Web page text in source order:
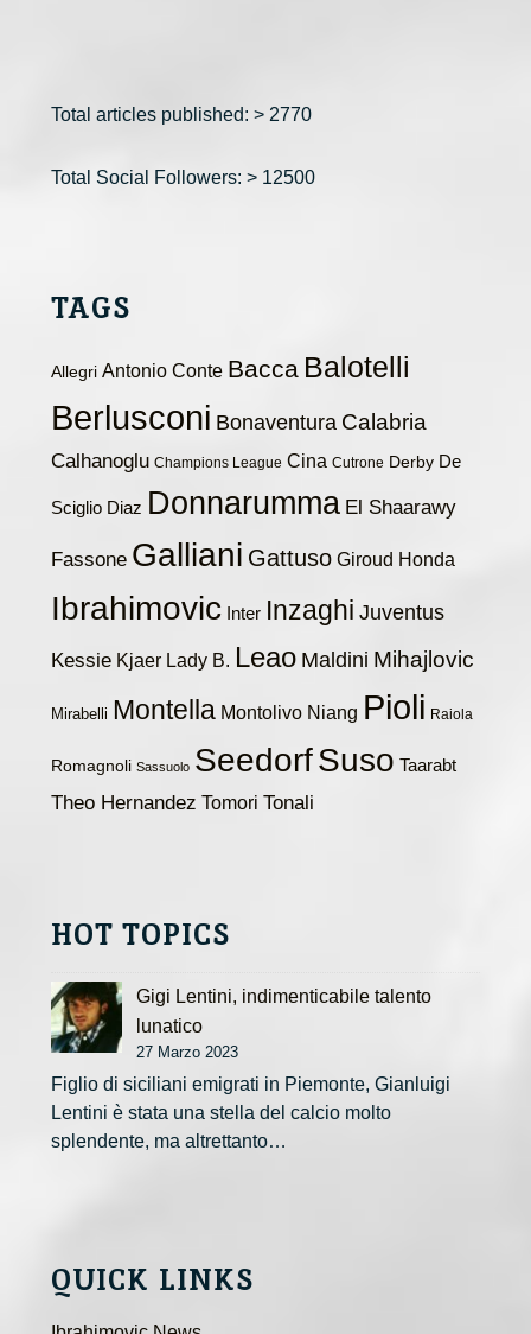
Total articles published: > 2770
Total Social Followers: > 12500
TAGS
Allegri Antonio Conte Bacca Balotelli
Berlusconi Bonaventura Calabria
Calhanoglu Champions League Cina Cutrone Derby De
Sciglio Diaz Donnarumma El Shaarawy
Fassone Galliani Gattuso Giroud Honda
Ibrahimovic Inter Inzaghi Juventus
Kessie Kjaer Lady B. Leao Maldini Mihajlovic
Mirabelli Montella Montolivo Niang Pioli Raiola
Romagnoli Sassuolo SeedorfSuso Taarabt
Theo Hernandez Tomori Tonali
HOT TOPICS
Gigi Lentini, indimenticabile talento
lunatico
27 Marzo 2023
Figlio di siciliani emigrati in Piemonte, Gianluigi
Lentini è stata una stella del calcio molto
splendente, ma altrettanto…
QUICK LINKS